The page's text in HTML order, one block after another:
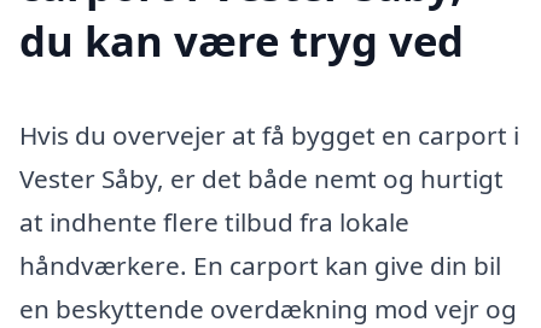
du kan være tryg ved
Hvis du overvejer at få bygget en carport i
Vester Såby, er det både nemt og hurtigt
at indhente flere tilbud fra lokale
håndværkere. En carport kan give din bil
en beskyttende overdækning mod vejr og